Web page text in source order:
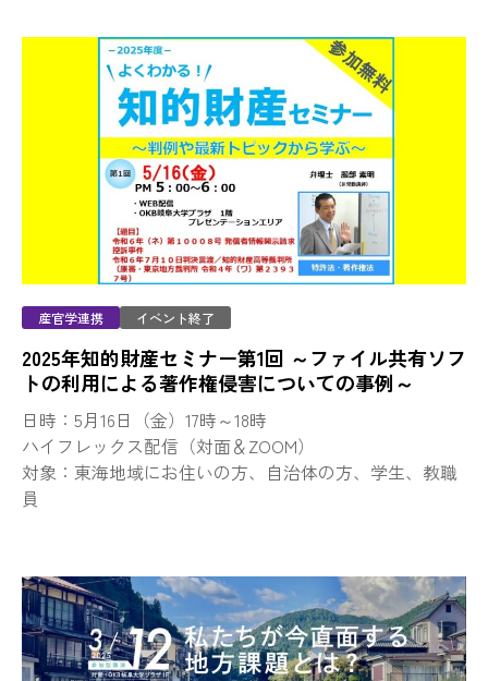
産官学連携 イベント終了
2025年知的財産セミナー第1回 ～ファイル共有ソフ
トの利用による著作権侵害についての事例～
日時：5月16日（金）17時～18時
ハイフレックス配信（対面＆ZOOM）
対象：東海地域にお住いの方、自治体の方、学生、教職
員